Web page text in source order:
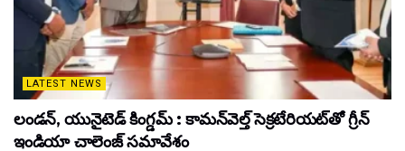
LATEST NEWS
లండన్, యునైటెడ్ కింగ్డమ్ : కామన్‌వెల్త్ సెక్రటేరియట్‌తో గ్రీన్
ఇండియా చాలెంజ్ సమావేశం